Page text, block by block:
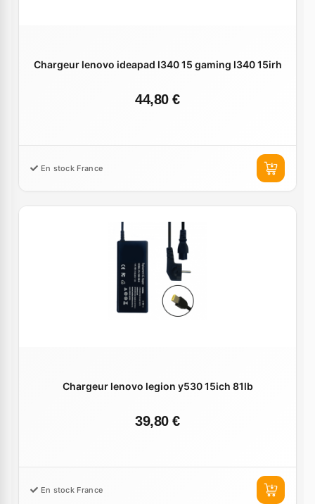
Chargeur lenovo ideapad l340 15 gaming l340 15irh
44,80 €
En stock France
Chargeur lenovo legion y530 15ich 81lb
39,80 €
En stock France